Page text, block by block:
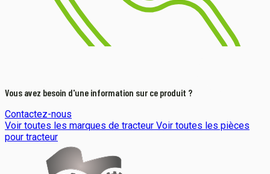
Vous avez besoin d'une information sur ce produit ?
Contactez-nous
Voir toutes les marques de tracteur Voir toutes les pièces
pour tracteur